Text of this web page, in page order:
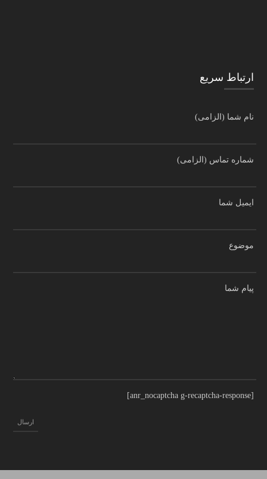
ارتباط سریع
نام شما (الزامی)
شماره تماس (الزامی)
ایمیل شما
موضوع
پیام شما
[anr_nocaptcha g-recaptcha-response]